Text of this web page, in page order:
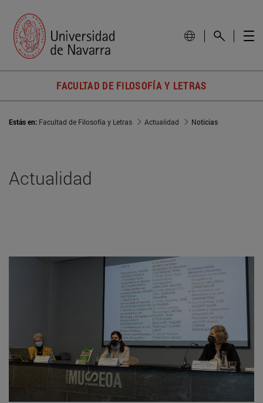
FACULTAD DE FILOSOFÍA Y LETRAS
Estás en: Facultad de Filosofía y Letras Actualidad Noticias
Actualidad